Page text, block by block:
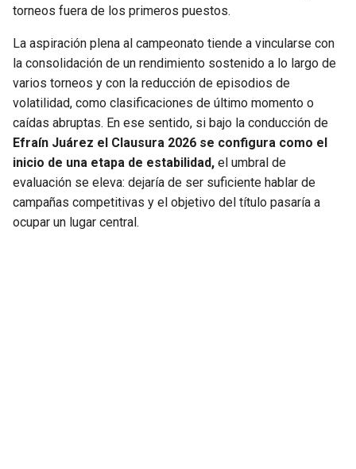
torneos fuera de los primeros puestos.
La aspiración plena al campeonato tiende a vincularse con
la consolidación de un rendimiento sostenido a lo largo de
varios torneos y con la reducción de episodios de
volatilidad, como clasificaciones de último momento o
caídas abruptas. En ese sentido, si bajo la conducción de
Efraín Juárez el Clausura 2026 se configura como el
inicio de una etapa de estabilidad, el umbral de
evaluación se eleva: dejaría de ser suficiente hablar de
campañas competitivas y el objetivo del título pasaría a
ocupar un lugar central.